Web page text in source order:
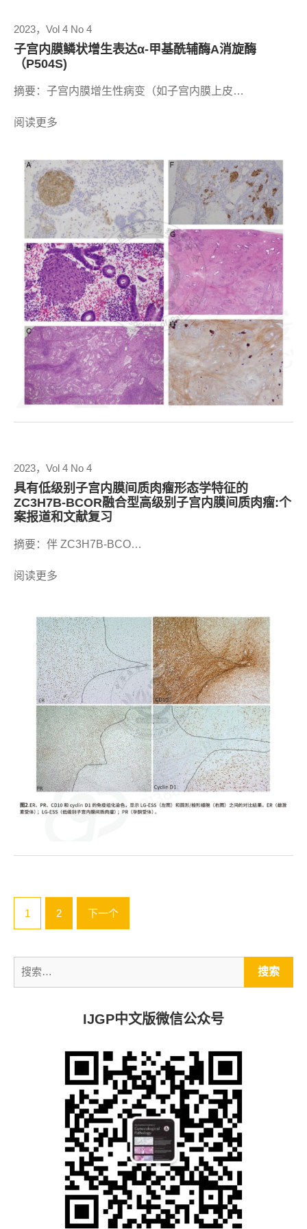
2023，Vol 4 No 4
子宫内膜鳞状增生表达α-甲基酰辅酶A消旋酶
（P504S)
摘要：子宫内膜增生性病变（如子宫内膜上皮…
阅读更多
2023，Vol 4 No 4
具有低级别子宫内膜间质肉瘤形态学特征的
ZC3H7B-BCOR融合型高级别子宫内膜间质肉瘤:个
案报道和文献复习
摘要：伴 ZC3H7B-BCO…
阅读更多
文
章
航
1 2 下一个
搜
IJGP中文版微信公众号